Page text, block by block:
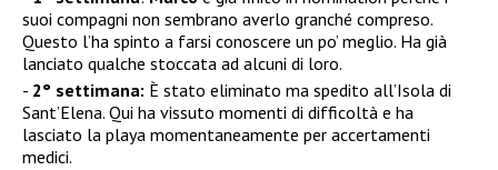
suoi compagni non sembrano averlo granché compreso.
Questo l’ha spinto a farsi conoscere un po’ meglio. Ha già
lanciato qualche stoccata ad alcuni di loro.
2° settimana: È stato eliminato ma spedito all’Isola di
Sant’Elena. Qui ha vissuto momenti di difficoltà e ha
lasciato la playa momentaneamente per accertamenti
medici.